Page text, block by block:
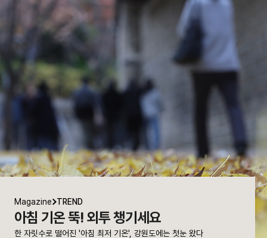
Magazine TREND
아침 기온 뚝! 외투 챙기세요
한 자릿수로 떨어진 '아침 최저 기온', 강원도에는 첫눈 왔다